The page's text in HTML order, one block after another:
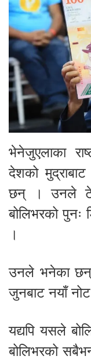
भेनेजुएलाका
देशको
छन् । उनले
बोलिभरको पुनः
।
उनले भनेका छन्,
जुनबाट नयाँ
यद्यपि यसले
बोलिभरको